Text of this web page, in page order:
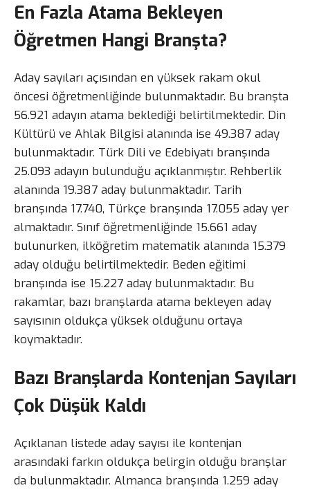
En Fazla Atama Bekleyen
Öğretmen Hangi Branşta?
Aday sayıları açısından en yüksek rakam okul
öncesi öğretmenliğinde bulunmaktadır. Bu branşta
56.921 adayın atama beklediği belirtilmektedir. Din
Kültürü ve Ahlak Bilgisi alanında ise 49.387 aday
bulunmaktadır. Türk Dili ve Edebiyatı branşında
25.093 adayın bulunduğu açıklanmıştır. Rehberlik
alanında 19.387 aday bulunmaktadır. Tarih
branşında 17.740, Türkçe branşında 17.055 aday yer
almaktadır. Sınıf öğretmenliğinde 15.661 aday
bulunurken, ilköğretim matematik alanında 15.379
aday olduğu belirtilmektedir. Beden eğitimi
branşında ise 15.227 aday bulunmaktadır. Bu
rakamlar, bazı branşlarda atama bekleyen aday
sayısının oldukça yüksek olduğunu ortaya
koymaktadır.
Bazı Branşlarda Kontenjan Sayıları
Çok Düşük Kaldı
Açıklanan listede aday sayısı ile kontenjan
arasındaki farkın oldukça belirgin olduğu branşlar
da bulunmaktadır. Almanca branşında 1.259 aday